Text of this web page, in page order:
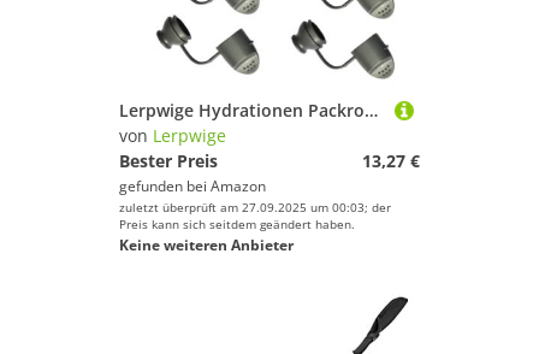
Skateboarding
Sportausrüstung
Sportausstattung
Sportbekleidung
Sportschuhe
Tauchen & Schnorcheln
Lerpwige Hydrationen Packrohrbisse Gate Staubabdeckung Wanderkreislauf Wasserblasenrohr Mundstück Schutzabdeckungen Einfach Zu Bedienung Einfach Installieren
von Lerpwige
Bester Preis
13,27 €
gefunden bei Amazon
zuletzt überprüft am 27.09.2025 um 00:03; der
Preis kann sich seitdem geändert haben.
Keine weiteren Anbieter